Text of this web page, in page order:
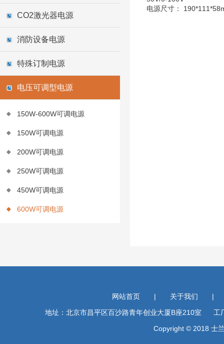
CO2激光器电源
消防设备电源
特殊订制电源
电压可调型电源
150W-600W可调电源
150W可调电源
200W可调电源
250W可调电源
450W可调电源
600W可调电源
电源尺寸：
网站首页 | 关于我们
|
地址：北京市昌平区百沙路青年创业大厦B座210室 工
Copyright © 2018 士